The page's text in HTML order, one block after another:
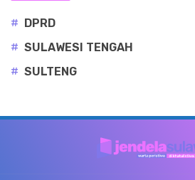
# DPRD
# SULAWESI TENGAH
# SULTENG